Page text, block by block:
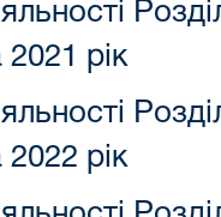
2021 рік
2022 рік